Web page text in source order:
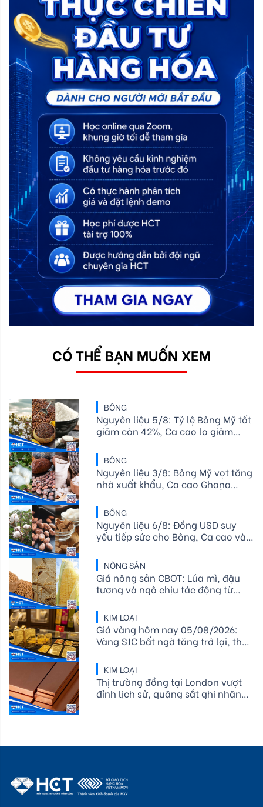
CÓ THỂ BẠN MUỐN XEM
BÔNG
Nguyên liệu 5/8: Tỷ lệ Bông Mỹ tốt
giảm còn 42%, Ca cao lo giảm
tiếtBÔNG
Nguyên liệu 3/8: Bông Mỹ vọt tăng
nhờ xuất khẩu, Ca cao Ghana
BÔNG
Nguyên liệu 6/8: Đồng USD suy
yếu tiếp sức cho Bông, Ca cao và
NÔNG SẢN
Giá nông sản CBOT: Lúa mì, đậu
tương và ngô chịu tác động từ
KIM LOẠI
Giá vàng hôm nay 05/08/2026:
Vàng SJC bất ngờ tăng trở lại, thế
KIM LOẠI
Thị trường đồng tại London vượt
đỉnh lịch sử, quặng sắt ghi nhận